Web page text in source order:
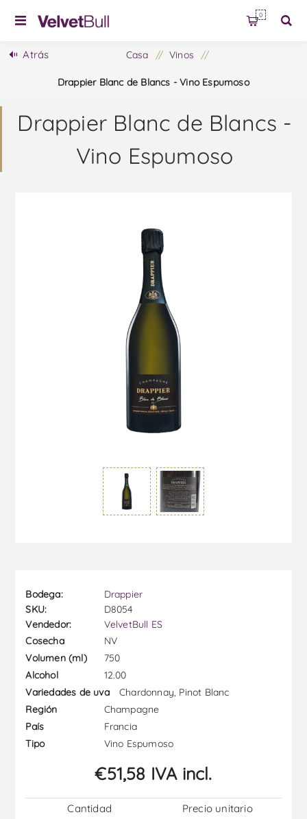
0
Atrás Casa / Vinos /
Drappier Blanc de Blancs - Vino Espumoso
Drappier Blanc de Blancs -
Vino Espumoso
Bodega:
Drappier
SKU:
D8054
Vendedor:
VelvetBull ES
Cosecha
NV
Volumen (ml)
750
Alcohol
12.00
Variedades de uva
Chardonnay, Pinot Blanc
Región
Champagne
País
Francia
Tipo
Vino Espumoso
€51,58 IVA incl.
Cantidad
Precio unitario